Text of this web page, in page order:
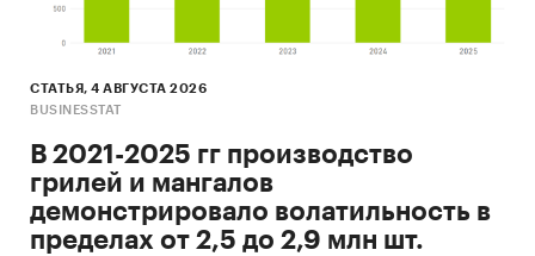
СТАТЬЯ, 4 АВГУСТА 2026
BUSINESSTAT
В 2021-2025 гг производство
грилей и мангалов
демонстрировало волатильность в
пределах от 2,5 до 2,9 млн шт.